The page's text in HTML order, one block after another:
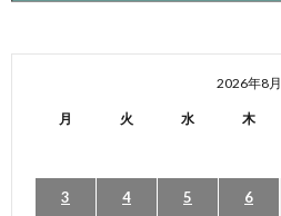
2026年8月
月 火 水 木
3 4 5 6